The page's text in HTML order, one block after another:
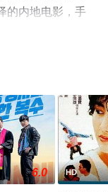
的内地电影，手
上策驰电影网，
6.0 HD